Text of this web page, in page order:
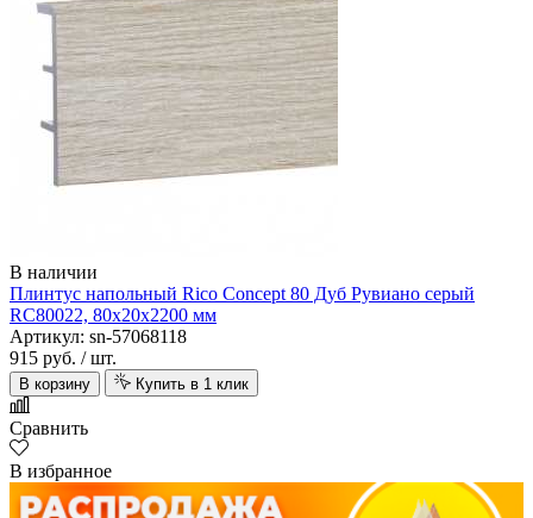
В наличии
Плинтус напольный Rico Concept 80 Дуб Рувиано серый
RC80022, 80х20х2200 мм
Артикул: sn-57068118
915 руб. / шт.
В корзину Купить в 1 клик
Сравнить
В избранное